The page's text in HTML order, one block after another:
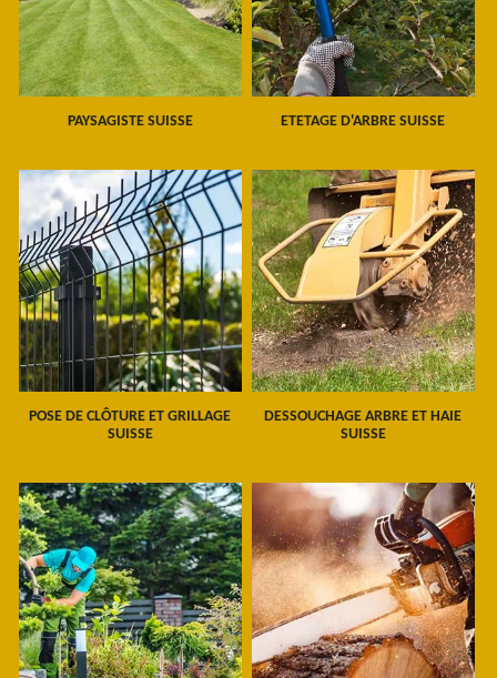
PAYSAGISTE SUISSE ETETAGE D'ARBRE SUISSE
POSE DE CLÔTURE ET GRILLAGE
SUISSE
DESSOUCHAGE ARBRE ET HAIE
SUISSE